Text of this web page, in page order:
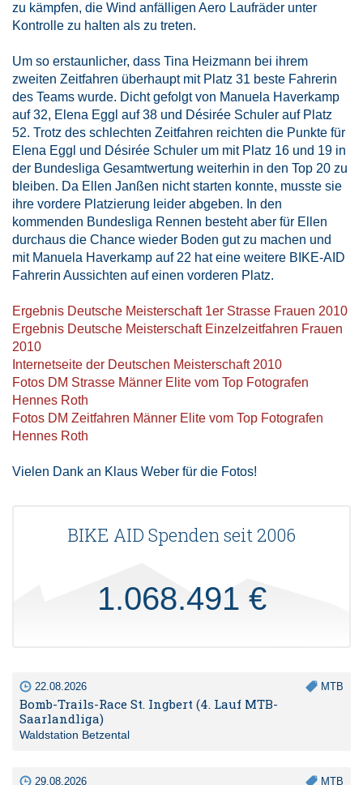
zu kämpfen, die Wind anfälligen Aero Laufräder unter
Kontrolle zu halten als zu treten.
Um so erstaunlicher, dass Tina Heizmann bei ihrem
zweiten Zeitfahren überhaupt mit Platz 31 beste Fahrerin
des Teams wurde. Dicht gefolgt von Manuela Haverkamp
auf 32, Elena Eggl auf 38 und Désirée Schuler auf Platz
52. Trotz des schlechten Zeitfahren reichten die Punkte für
Elena Eggl und Désirée Schuler um mit Platz 16 und 19 in
der Bundesliga Gesamtwertung weiterhin in den Top 20 zu
bleiben. Da Ellen Janßen nicht starten konnte, musste sie
ihre vordere Platzierung leider abgeben. In den
kommenden Bundesliga Rennen besteht aber für Ellen
durchaus die Chance wieder Boden gut zu machen und
mit Manuela Haverkamp auf 22 hat eine weitere BIKE-AID
Fahrerin Aussichten auf einen vorderen Platz.
Ergebnis Deutsche Meisterschaft 1er Strasse Frauen 2010
Ergebnis Deutsche Meisterschaft Einzelzeitfahren Frauen
2010
Internetseite der Deutschen Meisterschaft 2010
Fotos DM Strasse Männer Elite vom Top Fotografen
Hennes Roth
Fotos DM Zeitfahren Männer Elite vom Top Fotografen
Hennes Roth
Vielen Dank an Klaus Weber für die Fotos!
BIKE AID Spenden seit 2006
1.068.491 €
22.08.2026 MTB
Bomb-Trails-Race St. Ingbert (4. Lauf MTB-
Saarlandliga)
Waldstation Betzental
29.08.2026 MTB